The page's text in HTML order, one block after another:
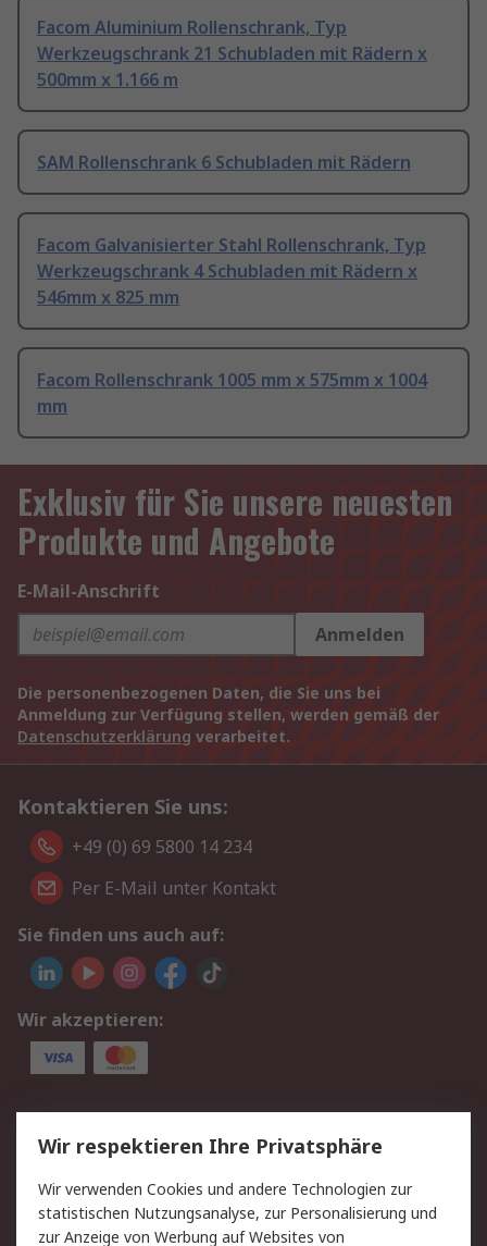
Facom Aluminium Rollenschrank, Typ
Werkzeugschrank 21 Schubladen mit Rädern x
500mm x 1.166 m
SAM Rollenschrank 6 Schubladen mit Rädern
Facom Galvanisierter Stahl Rollenschrank, Typ
Werkzeugschrank 4 Schubladen mit Rädern x
546mm x 825 mm
Facom Rollenschrank 1005 mm x 575mm x 1004
mm
Exklusiv für Sie unsere neuesten
Produkte und Angebote
E-Mail-Anschrift
Anmelden
Die personenbezogenen Daten, die Sie uns bei
Anmeldung zur Verfügung stellen, werden gemäß der
Datenschutzerklärung verarbeitet.
Kontaktieren Sie uns:
+49 (0) 69 5800 14 234
Per E-Mail unter Kontakt
Sie finden uns auch auf:
Wir akzeptieren:
Service
Value Added Services
Lieferlösungen
Rücksendungen
Kontakt
Hilfe
Privatkunden
Wir respektieren Ihre Privatsphäre
Wir verwenden Cookies und andere Technologien zur
statistischen Nutzungsanalyse, zur Personalisierung und
zur Anzeige von Werbung auf Websites von